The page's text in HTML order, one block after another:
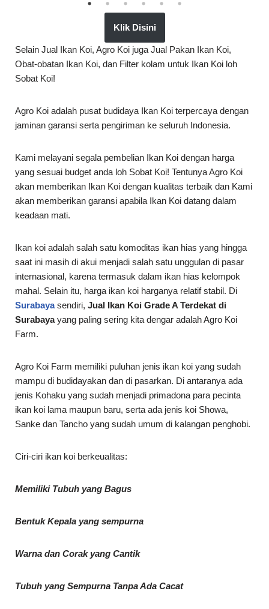
Klik Disini
Selain Jual Ikan Koi, Agro Koi juga Jual Pakan Ikan Koi,
Obat-obatan Ikan Koi, dan Filter kolam untuk Ikan Koi loh
Sobat Koi!
Agro Koi adalah pusat budidaya Ikan Koi terpercaya dengan
jaminan garansi serta pengiriman ke seluruh Indonesia.
Kami melayani segala pembelian Ikan Koi dengan harga
yang sesuai budget anda loh Sobat Koi! Tentunya Agro Koi
akan memberikan Ikan Koi dengan kualitas terbaik dan Kami
akan memberikan garansi apabila Ikan Koi datang dalam
keadaan mati.
Ikan koi adalah salah satu komoditas ikan hias yang hingga
saat ini masih di akui menjadi salah satu unggulan di pasar
internasional, karena termasuk dalam ikan hias kelompok
mahal. Selain itu, harga ikan koi harganya relatif stabil. Di
Surabaya sendiri, Jual Ikan Koi Grade A Terdekat di
Surabayayang paling sering kita dengar adalah Agro Koi
Farm.
Agro Koi Farm memiliki puluhan jenis ikan koi yang sudah
mampu di budidayakan dan di pasarkan. Di antaranya ada
jenis Kohaku yang sudah menjadi primadona para pecinta
ikan koi lama maupun baru, serta ada jenis koi Showa,
Sanke dan Tancho yang sudah umum di kalangan penghobi.
Ciri-ciri ikan koi berkeualitas:
Memiliki Tubuh yang Bagus
Bentuk Kepala yang sempurna
Warna dan Corak yang Cantik
Tubuh yang Sempurna Tanpa Ada Cacat